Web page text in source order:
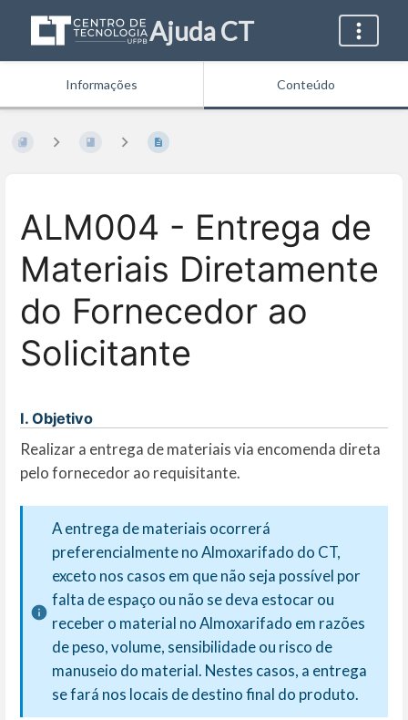
Ajuda CT
Informações Conteúdo
ALM004 - Entrega de
Materiais Diretamente
do Fornecedor ao
Solicitante
I. Objetivo
Realizar a entrega de materiais via encomenda direta
pelo fornecedor ao requisitante.
A entrega de materiais ocorrerá
preferencialmente no Almoxarifado do CT,
exceto nos casos em que não seja possível por
falta de espaço ou não se deva estocar ou
receber o material no Almoxarifado em razões
de peso, volume, sensibilidade ou risco de
manuseio do material. Nestes casos, a entrega
se fará nos locais de destino final do produto.